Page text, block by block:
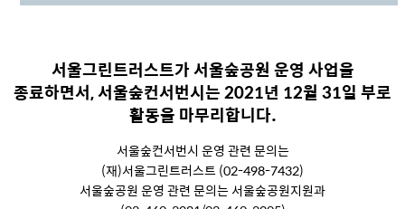
서울그린트러스트가 서울숲공원 운영 사업을
종료하면서, 서울숲컨서번시는 2021년 12월 31일 부로
활동을 마무리합니다.
서울숲컨서번시 운영 관련 문의는
(재)서울그린트러스트 (02-498-7432)
서울숲공원 운영 관련 문의는 서울숲공원지원과